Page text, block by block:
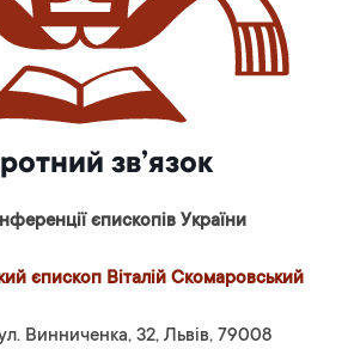
зв’язок
єпископів України
єпископ Віталій Скомаровський
Винниченка, 32, Львів, 79008